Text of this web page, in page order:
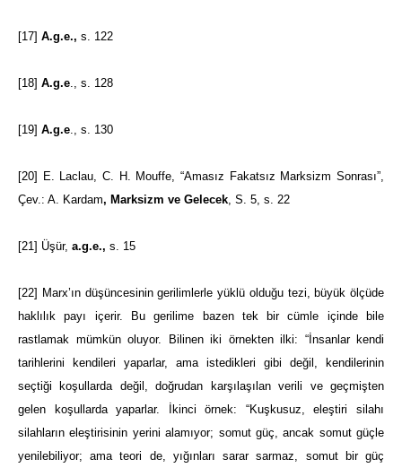
[17] A.g.e., s. 122
[18] A.g.e ., s. 128
[19] A.g.e ., s. 130
[20] E. Laclau, C. H. Mouffe, “Amasız Fakatsız Marksizm Sonrası”,
Çev.: A. Kardam, Marksizm ve Gelecek , S. 5, s. 22
[21] Üşür, a.g.e., s. 15
[22] Marx’ın düşüncesinin gerilimlerle yüklü olduğu tezi, büyük ölçüde
haklılık payı içerir. Bu gerilime bazen tek bir cümle içinde bile
rastlamak mümkün oluyor. Bilinen iki örnekten ilki: “İnsanlar kendi
tarihlerini kendileri yaparlar, ama istedikleri gibi değil, kendilerinin
seçtiği koşullarda değil, doğrudan karşılaşılan verili ve geçmişten
gelen koşullarda yaparlar. İkinci örnek: “Kuşkusuz, eleştiri silahı
silahların eleştirisinin yerini alamıyor; somut güç, ancak somut güçle
yenilebiliyor; ama teori de, yığınları sarar sarmaz, somut bir güç